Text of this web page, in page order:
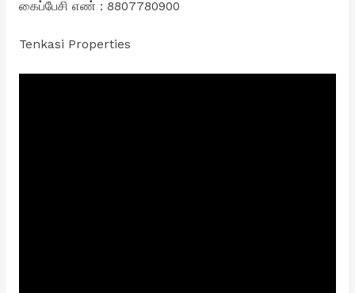
கைப்பேசி எண் : 8807780900
Tenkasi Properties